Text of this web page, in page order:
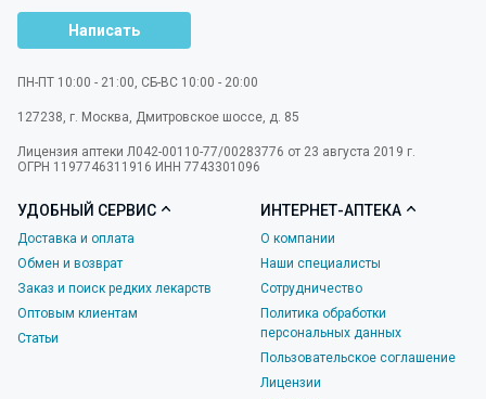
Написать
ПН-ПТ 10:00 - 21:00, СБ-ВС 10:00 - 20:00
127238 г. Москва Дмитровское шоссе, д. 85
Лицензия аптеки Л042-00110-77/00283776 от 23 августа 2019 г.
ОГРН 1197746311916 ИНН 7743301096
УДОБНЫЙ СЕРВИС
Доставка и оплата
Обмен и возврат
Заказ и поиск редких лекарств
Оптовым клиентам
Статьи
ИНТЕРНЕТ-АПТЕКА
О компании
Наши специалисты
Сотрудничество
Политика обработки
персональных данных
Пользовательское соглашение
Лицензии